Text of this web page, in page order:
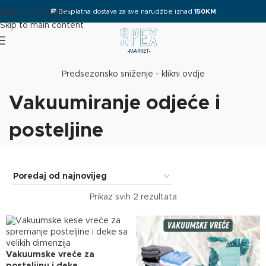
Skip to navigation
Skip to main content
🚚Besplatna dostava za sve narudžbe iznad 150KM
Predsezonsko sniženje - klikni ovdje
Vakuumiranje odjeće i
posteljine
Prikaz svih 2 rezultata
Vakuumske vreće za